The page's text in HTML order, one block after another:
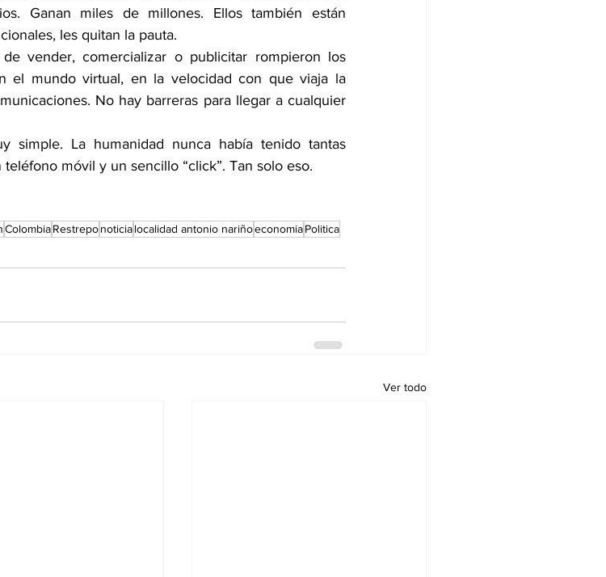
Ganan miles de millones. Ellos también están
les quitan la pauta.
vender, comercializar o publicitar rompieron los
el mundo virtual, en la velocidad con que viaja la
No hay barreras para llegar a cualquier
simple. La humanidad nunca había tenido tantas
móvil y un sencillo “click”. Tan solo eso.
ColombiaRestreponoticialocalidad antonio nariñoeconomiaPolitica
Ver todo